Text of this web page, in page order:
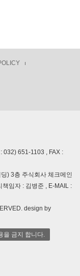
032) 651-1103 , FAX :
) 3층 주식회사 체크메인
임자 : 김병준 , E-MAIL :
design by
을 금지 합니다.